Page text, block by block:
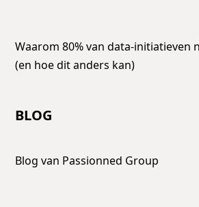
Waarom 80% van data-initiatieven
(en hoe dit anders kan)
BLOG
Blog van Passionned Group